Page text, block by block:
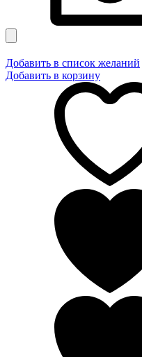
Добавить в список желаний
Добавить в корзину